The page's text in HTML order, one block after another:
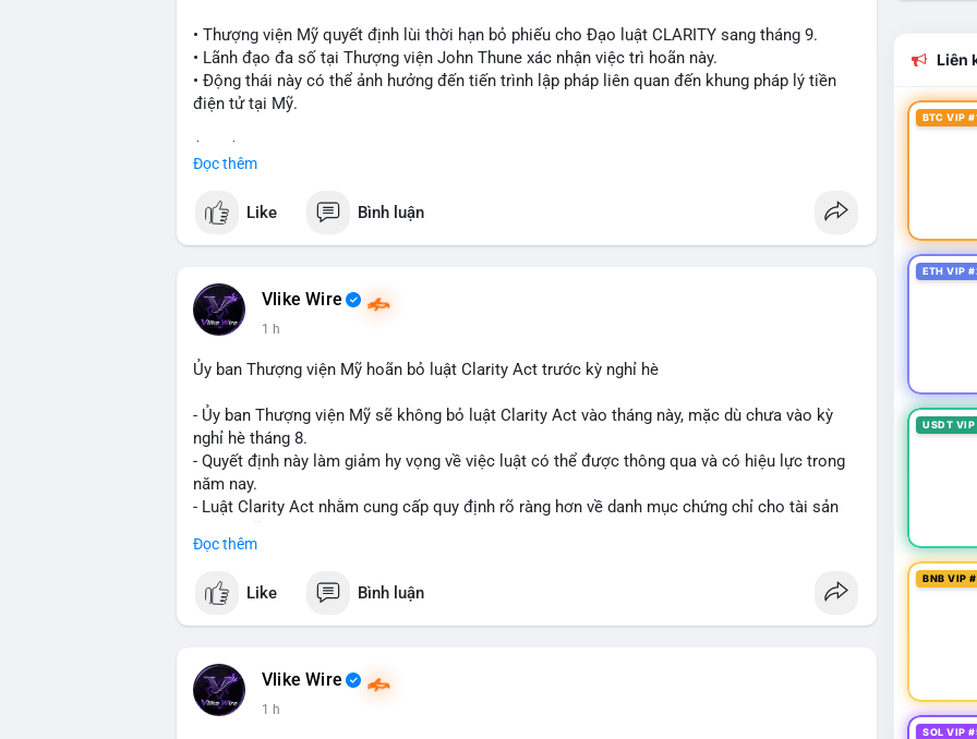
• Thượng viện Mỹ quyết định lùi thời hạn bỏ phiếu cho Đạo luật CLARITY sang tháng 9.
• Lãnh đạo đa số tại Thượng viện John Thune xác nhận việc trì hoãn này.
• Động thái này có thể ảnh hưởng đến tiến trình lập pháp liên quan đến khung pháp lý tiền
điện tử tại Mỹ.
📰 Nguồn: Cointelegraph
Đọc thêm
Like Bình luận
Vlike Wire
1 h
Ủy ban Thượng viện Mỹ hoãn bỏ luật Clarity Act trước kỳ nghỉ hè
- Ủy ban Thượng viện Mỹ sẽ không bỏ luật Clarity Act vào tháng này, mặc dù chưa vào kỳ
nghỉ hè tháng 8.
- Quyết định này làm giảm hy vọng về việc luật có thể được thông qua và có hiệu lực trong
năm nay.
- Luật Clarity Act nhằm cung cấp quy định rõ ràng hơn về danh mục chứng chỉ cho tài sản
- Sự trì hoãn có thể ảnh hưởng đến sự tin tưởng của nhà đầu tư và phát triển thị trường
$btc $eth
#vlikevn
📰 Nguồn: CoinDesk
Đọc thêm
Like Bình luận
Vlike Wire
1 h
Liên
BTC VIP
ETH VIP
USDT
BNB VIP
SOL VIP